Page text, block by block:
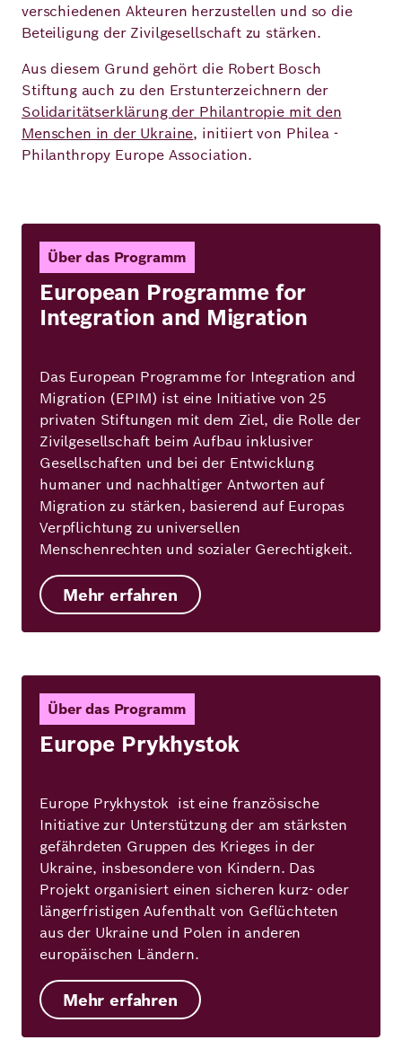
verschiedenen Akteuren herzustellen und so die
Beteiligung der Zivilgesellschaft zu stärken.
Aus diesem Grund gehört die Robert Bosch
Stiftung auch zu den Erstunterzeichnern der
Solidaritätserklärung der Philantropie mit den
Menschen in der Ukraine, initiiert von Philea -
Philanthropy Europe Association.
Über das Programm
European Programme for
Integration and Migration
Das European Programme for Integration and
Migration (EPIM) ist eine Initiative von 25
privaten Stiftungen mit dem Ziel, die Rolle der
Zivilgesellschaft beim Aufbau inklusiver
Gesellschaften und bei der Entwicklung
humaner und nachhaltiger Antworten auf
Migration zu stärken, basierend auf Europas
Verpflichtung zu universellen
Menschenrechten und sozialer Gerechtigkeit.
Mehr erfahren
Über das Programm
Europe Prykhystok
Europe Prykhystok ist eine französische
Initiative zur Unterstützung der am stärksten
gefährdeten Gruppen des Krieges in der
Ukraine, insbesondere von Kindern. Das
Projekt organisiert einen sicheren kurz- oder
längerfristigen Aufenthalt von Geflüchteten
aus der Ukraine und Polen in anderen
europäischen Ländern.
Mehr erfahren